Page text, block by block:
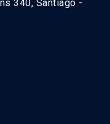
340, Santiago -